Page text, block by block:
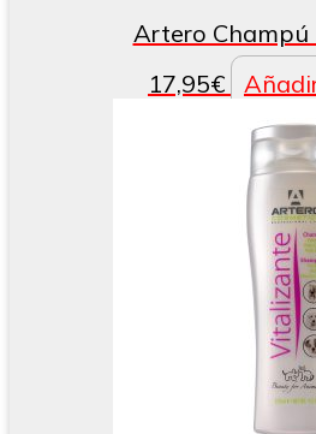
Artero Champú
17,95€